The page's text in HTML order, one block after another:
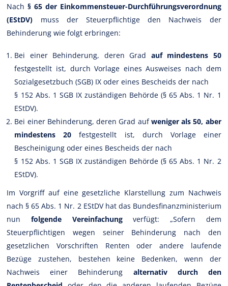
Nach§ 65 der Einkommensteuer-Durchführungsverordnung
(EStDV) muss der Steuerpflichtige den Nachweis der
Behinderung wie folgt erbringen:
Bei einer Behinderung, deren Grad auf mindestens 50
festgestellt ist, durch Vorlage eines Ausweises nach dem
Sozialgesetzbuch (SGB) IX oder eines Bescheids der nach
§ 152 Abs. 1 SGB IX zuständigen Behörde (§ 65 Abs. 1 Nr. 1
EStDV).
Bei einer Behinderung, deren Grad aufweniger als 50, aber
mindestens 20 festgestellt ist, durch Vorlage einer
Bescheinigung oder eines Bescheids der nach
§ 152 Abs. 1 SGB IX zuständigen Behörde (§ 65 Abs. 1 Nr. 2
EStDV).
Im Vorgriff auf eine gesetzliche Klarstellung zum Nachweis
nach § 65 Abs. 1 Nr. 2 EStDV hat das Bundesfinanzministerium
nun folgende Vereinfachungverfügt: „Sofern dem
Steuerpflichtigen wegen seiner Behinderung nach den
gesetzlichen Vorschriften Renten oder andere laufende
Bezüge zustehen, bestehen keine Bedenken, wenn der
Nachweis einer Behinderung alternativ durch den